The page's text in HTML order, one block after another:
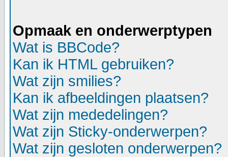
Opmaak en onderwerptypen
Wat is BBCode?
Kan ik HTML gebruiken?
Wat zijn smilies?
Kan ik afbeeldingen plaatsen?
Wat zijn mededelingen?
Wat zijn Sticky-onderwerpen?
Wat zijn gesloten onderwerpen?